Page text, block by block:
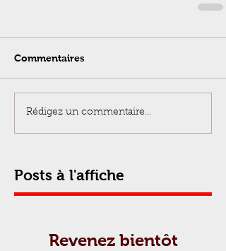
Commentaires
Rédigez un commentaire...
Posts à l'affiche
Revenez bientôt